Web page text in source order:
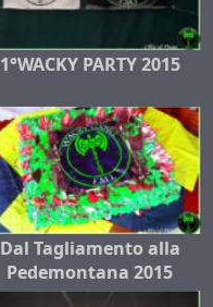
1°WACKY PARTY 2015
Dal Tagliamento alla
Pedemontana 2015